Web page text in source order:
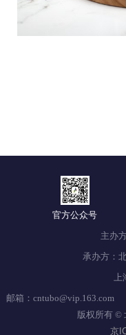
官方公众号
主办
承办方：
邮箱：cntubo@vip.163.com
版权所有 ©
京